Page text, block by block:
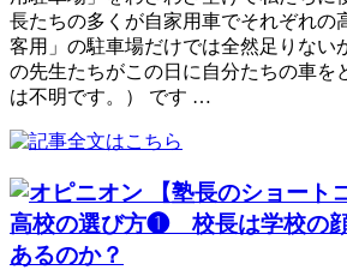
長たちの多くが自家用車でそれぞれの
客用」の駐車場だけでは全然足りない
の先生たちがこの日に自分たちの車を
は不明です。） です …
【塾長のショート
高校の選び方❶ 校長は学校の
あるのか？